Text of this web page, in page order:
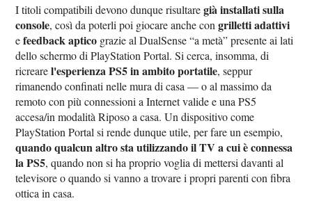
I titoli compatibili devono dunque risultaregià installati sulla
console, così da poterli poi giocare anche congrilletti adattivi
efeedback aptico grazie al DualSense “a metà” presente ai lati
dello schermo di PlayStation Portal. Si cerca, insomma, di
ricrearel'esperienza PS5 in ambito portatile, seppur
rimanendo confinati nelle mura di casa — o al massimo da
remoto con più connessioni a Internet valide e una PS5
accesa/in modalità Riposo a casa. Un dispositivo come
PlayStation Portal si rende dunque utile, per fare un esempio,
quando qualcun altro sta utilizzando il TV a cui è connessa
la PS5, quando non si ha proprio voglia di mettersi davanti al
televisore o quando si vanno a trovare i propri parenti con fibra
ottica in casa.